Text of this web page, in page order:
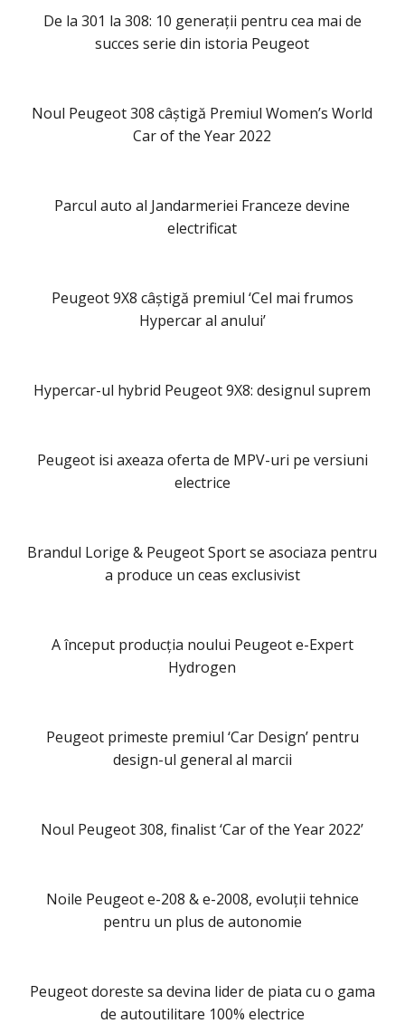
De la 301 la 308: 10 generații pentru cea mai de
succes serie din istoria Peugeot
Noul Peugeot 308 câștigă Premiul Women’s World
Car of the Year 2022
Parcul auto al Jandarmeriei Franceze devine
electrificat
Peugeot 9X8 câștigă premiul ‘Cel mai frumos
Hypercar al anului’
Hypercar-ul hybrid Peugeot 9X8: designul suprem
Peugeot isi axeaza oferta de MPV-uri pe versiuni
electrice
Brandul Lorige & Peugeot Sport se asociaza pentru
a produce un ceas exclusivist
A început producția noului Peugeot e-Expert
Hydrogen
Peugeot primeste premiul ‘Car Design’ pentru
design-ul general al marcii
Noul Peugeot 308, finalist ‘Car of the Year 2022’
Noile Peugeot e-208 & e-2008, evoluții tehnice
pentru un plus de autonomie
Peugeot doreste sa devina lider de piata cu o gama
de autoutilitare 100% electrice